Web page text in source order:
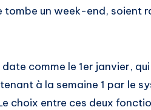
tombe un week-end, soient
comme le 1er janvier,
à la semaine 1 par le
choix entre ces deux